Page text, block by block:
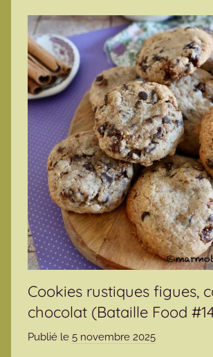
Cookies rustiques figues,
chocolat (Bataille Food
Publié le 5 novembre 2025